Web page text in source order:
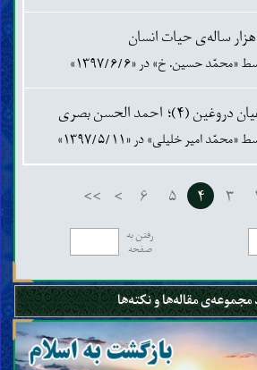
ساله‌ی حیات انسان
حسین. خ» در «۱۳۹۷/۶/۶»
(۴)؛ احمد الحسن بصری
امیر خلیلی» در «۱۳۹۷/۵/۱۱»
۳ ۴ ۵ ۶ >
>>
رفتن به
صفحه
مجموعه‌ی مقاله‌ها و نکته‌ها